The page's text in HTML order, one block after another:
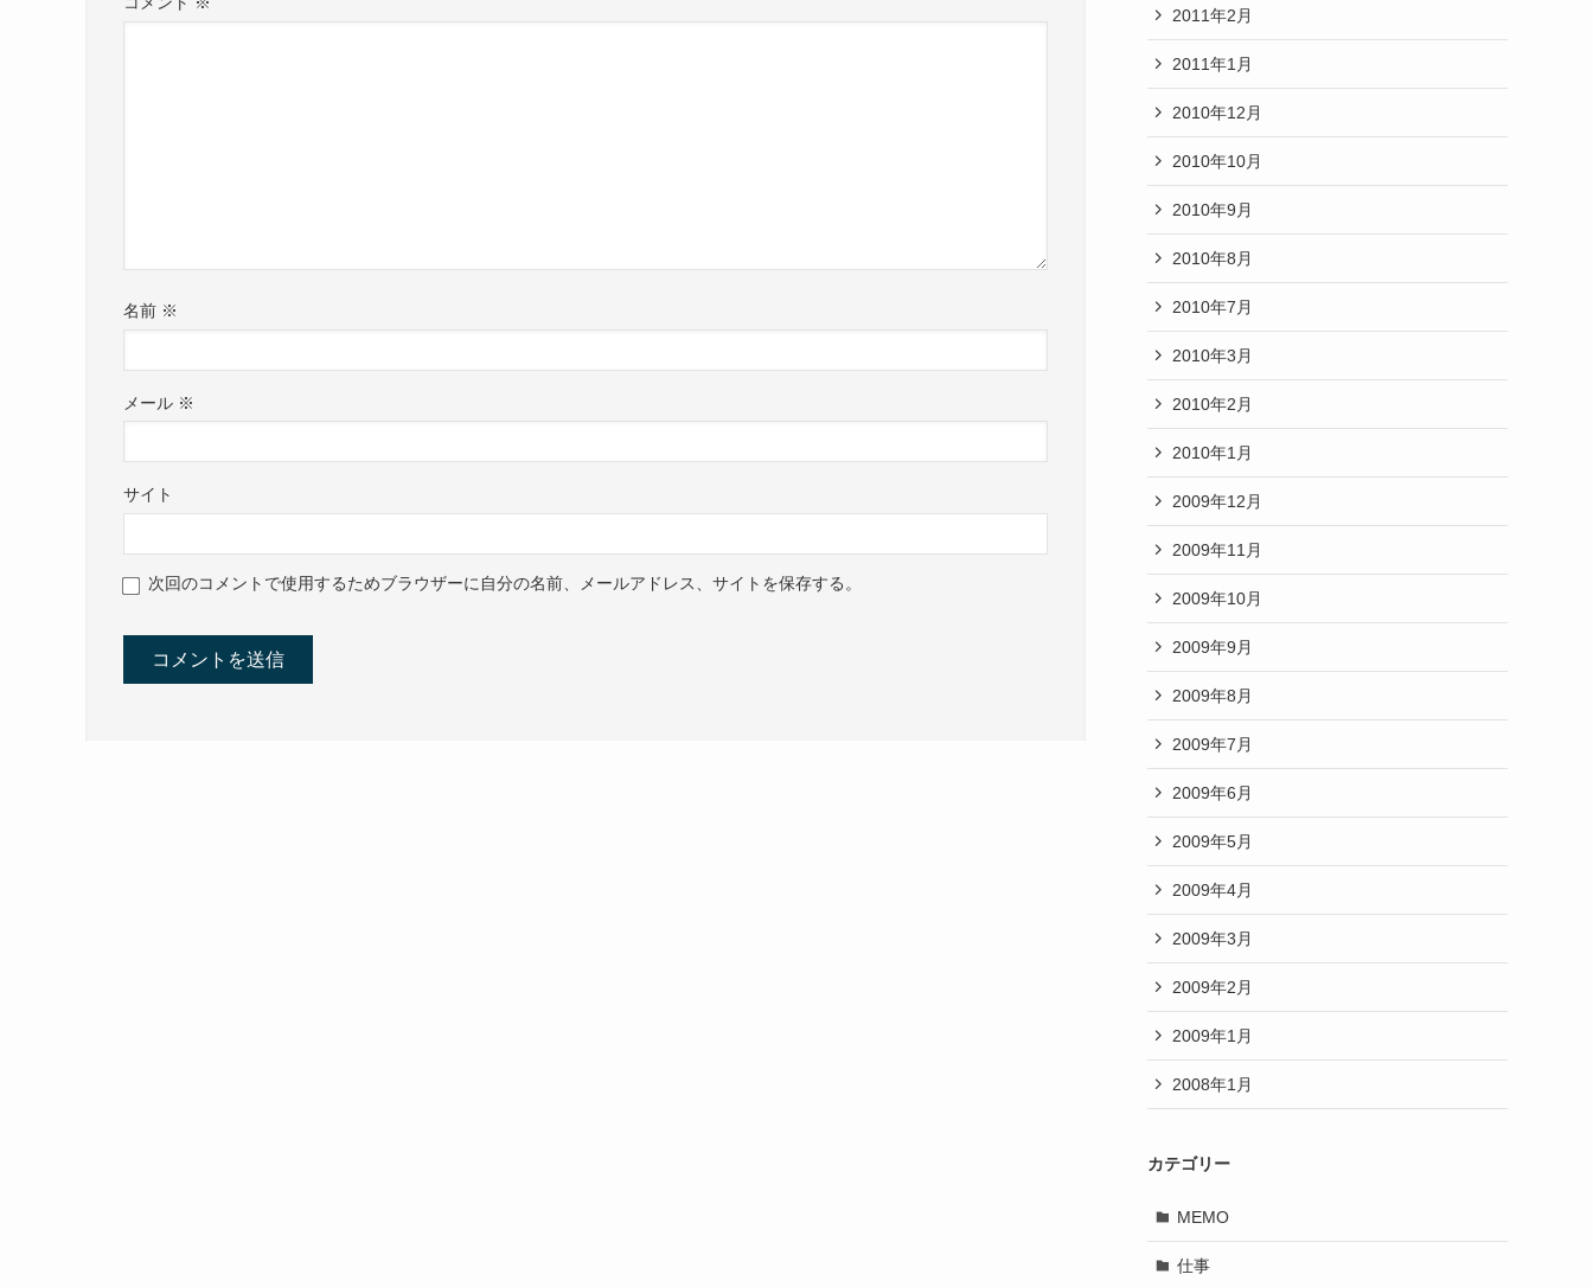
名前 ※
メール ※
サイト
次回のコメントで使用するためブラウザーに自分の名前、メールアドレス、サイトを保存する。
2011年2月
2011年1月
2010年12月
2010年10月
2010年9月
2010年8月
2010年7月
2010年3月
2010年2月
2010年1月
2009年12月
2009年11月
2009年10月
2009年9月
2009年8月
2009年7月
2009年6月
2009年5月
2009年4月
2009年3月
2009年2月
2009年1月
2008年1月
カテゴリー
MEMO
仕事